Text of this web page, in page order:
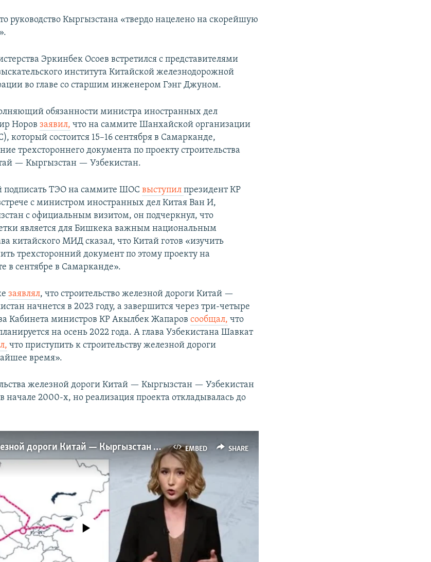
руководство Кыргызстана «твердо нацелено на скорейшую
Эркинбек Осоев встретился с представителями
института Китайской железнодорожной
во главе со старшим инженером Гэнг Джуном.
обязанности министра иностранных дел
Норовзаявил, что на саммите Шанхайской организации
который состоится 15–16 сентября в Самарканде,
трехстороннего документа по проекту строительства
— Кыргызстан — Узбекистан.
подписать ТЭО на саммите ШОСвыступилпрезидент КР
с министром иностранных дел Китая Ван И,
с официальным визитом, он подчеркнул, что
является для Бишкека важным национальным
китайского МИД сказал, что Китай готов «изучить
трехсторонний документ по этому проекту на
в сентябре в Самарканде».
заявлял, что строительство железной дороги Китай —
начнется в 2023 году, а завершится через три-четыре
Кабинета министров КР Акылбек Жапаровсообщал, что
на осень 2022 года. А глава Узбекистана Шавкат
что приступить к строительству железной дороги
время».
железной дороги Китай — Кыргызстан — Узбекистан
начале 2000-х, но реализация проекта откладывалась до
EMBED SHARE
Всё о проекте железной дороги Китай — Кыргызстан — Узбекистан: почему она важна для стран Центральной Азии
No media source currently available